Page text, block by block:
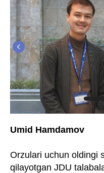
Umid Hamdamov
Orzulari uchun oldingi
qilayotgan JDU